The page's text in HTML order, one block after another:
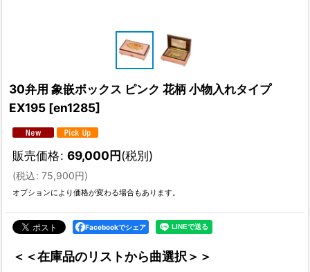
30弁用 象嵌ボックス ピンク 花柄 小物入れタイプ
EX195 [en1285]
販売価格: 69,000円(税別)
(税込: 75,900円)
オプションにより価格が変わる場合もあります。
Facebookでシェア
＜＜在庫品のリストから曲選択＞＞